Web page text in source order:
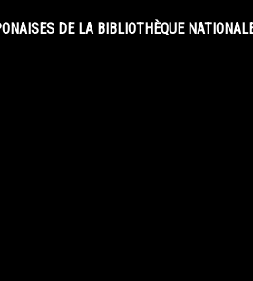
DE LA BIBLIOTHÈQUE